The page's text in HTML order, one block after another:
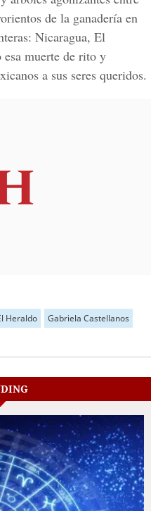
de la ganadería en
Nicaragua, El
muerte de rito y
a sus seres queridos.
Heraldo
Gabriela Castellanos